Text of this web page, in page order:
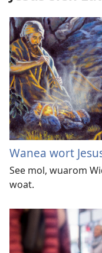
Wanea wort
See mol, wuarom
woat.